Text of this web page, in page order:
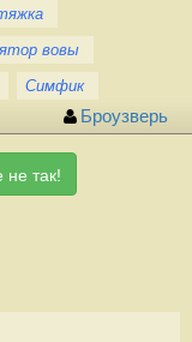
вовы
Симфик
Броузверь
не так!